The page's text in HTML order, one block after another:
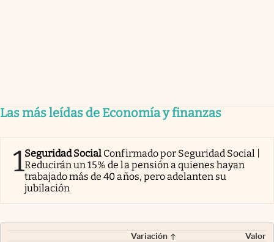
Las más leídas de Economía y finanzas
1Seguridad Social Confirmado por Seguridad Social |
Reducirán un 15% de la pensión a quienes hayan
trabajado más de 40 años, pero adelanten su
jubilación
Variación
Valor